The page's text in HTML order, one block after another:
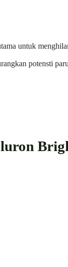
untuk
potensti